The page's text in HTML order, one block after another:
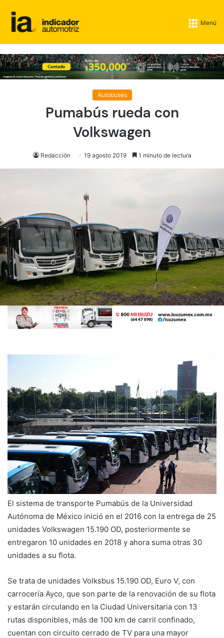
Menú
Autobuses
Pumabús rueda con
Volkswagen
Redacción 19 agosto 2019 1 minuto de lectura
El sistema de transporte Pumabús de la Universidad
Autónoma de México inició en el 2016 con la entrega de 25
unidades Volkswagen 15.190 OD, posteriormente se
entregaron 10 unidades en 2018 y ahora suma otras 30
unidades a su flota.
Se trata de unidades Volksbus 15.190 OD, Euro V, con
carrocería Ayco, que son parte de la renovación de su flota
y estarán circulando en la Ciudad Universitaria con 13
rutas disponibles, más de 100 km de carril confinado,
cuentan con circuito cerrado de TV para una mayor